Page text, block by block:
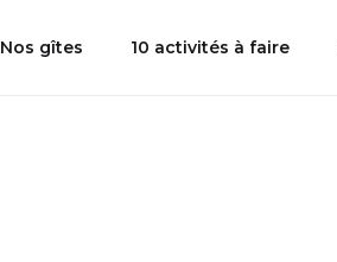
Nos gîtes 10 activités à faire